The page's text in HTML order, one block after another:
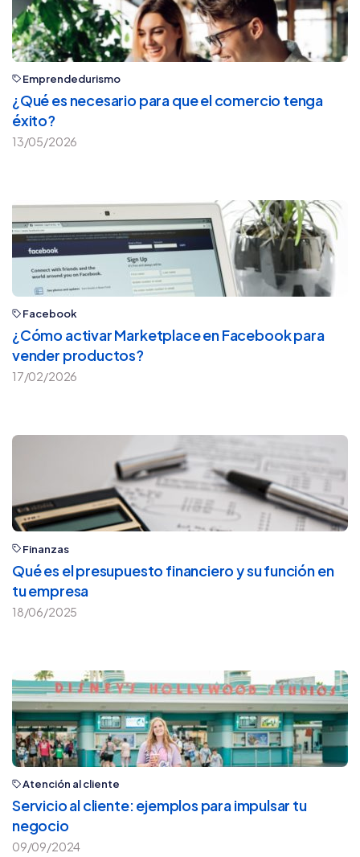
Emprendedurismo
¿Qué es necesario para que el comercio tenga
éxito?
13/05/2026
Facebook
¿Cómo activar Marketplace en Facebook para
vender productos?
17/02/2026
Finanzas
Qué es el presupuesto financiero y su función en
tu empresa
18/06/2025
Atención al cliente
Servicio al cliente: ejemplos para impulsar tu
negocio
09/09/2024